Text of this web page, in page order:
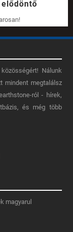
elődöntő
Nálunk
mindent megtalálsz
ról - hírek,
és még több
magyarul